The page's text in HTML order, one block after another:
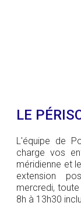
LE
L'équipe de
charge vos
méridienne et
extension
mercredi, toute
8h à 13h30